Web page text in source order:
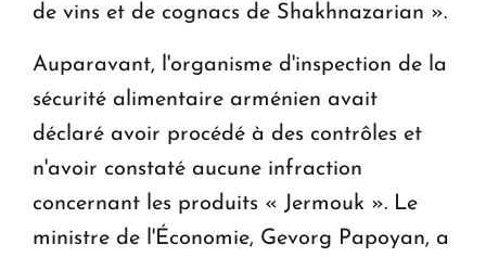
de vins et de cognacs de Shakhnazarian ».
Auparavant, l'organisme d'inspection de la
sécurité alimentaire arménien avait
déclaré avoir procédé à des contrôles et
n'avoir constaté aucune infraction
concernant les produits « Jermouk ». Le
ministre de l'Économie, Gevorg Papoyan, a